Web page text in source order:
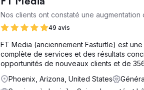
Nos clients ont constaté une
49 avis
FT Media (anciennement Fasturtle) est
complète de services et des résultats
opportunités de nouveaux clients et de
Phoenix, Arizona, United States